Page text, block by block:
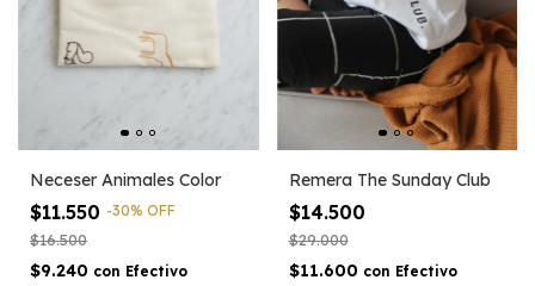
Neceser Animales Color
$11.550 -30% OFF
$16.500
$9.240 con Efectivo
Remera The Sunday Club
$14.500
$29.000
$11.600 con Efectivo